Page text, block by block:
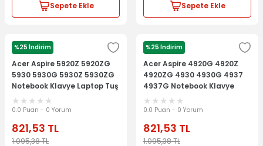
Sepete Ekle Sepete Ekle
%25 İndirim
ACER
Acer Aspire 5920Z 5920ZG
5930 5930G 5930Z 5930ZG
Notebook Klavye Laptop Tuş
Takımı
0.0 Puan - 0 Yorum
821,53 TL
1.095,38TL
%25 İndirim
ACER
Acer Aspire 4920G 4920Z
4920ZG 4930 4930G 4937
4937G Notebook Klavye
Laptop Tuş Takımı
0.0 Puan - 0 Yorum
821,53 TL
1.095,38TL